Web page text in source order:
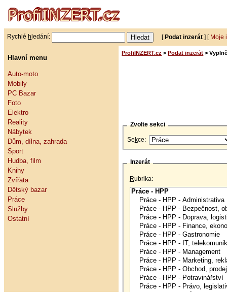
Rychlé h ledání: [Podat inzerát ] [ Moje
Hlavní menu
Auto-moto
Mobily
PC Bazar
Foto
Elektro
Reality
Nábytek
Dům, dílna, zahrada
Sport
Hudba, film
Knihy
Zvířata
Dětský bazar
Práce
Služby
Ostatní
ProfiINZERT.cz > Podat inzerát >
Zvolte sekci
Sekce:
Inzerát
Rubrika: